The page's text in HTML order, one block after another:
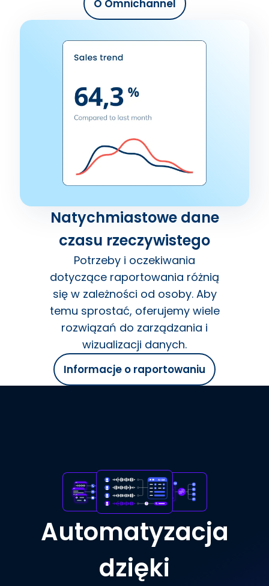
O Omnichannel
Natychmiastowe dane
czasu rzeczywistego
Potrzeby i oczekiwania
dotyczące raportowania różnią
się w zależności od osoby. Aby
temu sprostać, oferujemy wiele
rozwiązań do zarządzania i
wizualizacji danych.
Informacje o raportowaniu
Automatyzacja
dzięki